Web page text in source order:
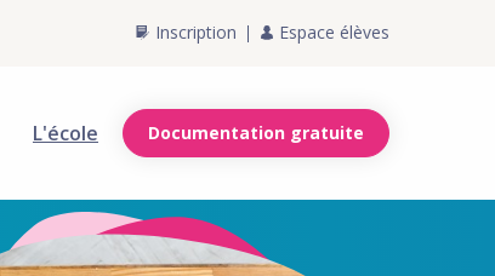
Inscription Espace élèves
L'école Documentation gratuite